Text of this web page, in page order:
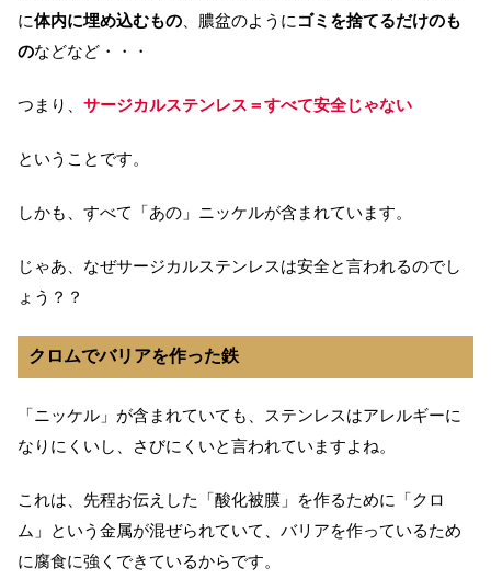
に体内に埋め込むもの 、膿盆のように ゴミを捨てるだけのも
のなどなど・・・
つまり、 サージカルステンレス＝すべて安全じゃない
ということです。
しかも、すべて「あの」ニッケルが含まれています。
じゃあ、なぜサージカルステンレスは安全と言われるのでし
ょう？？
クロムでバリアを作った鉄
「ニッケル」が含まれていても、ステンレスはアレルギーに
なりにくいし、さびにくいと言われていますよね。
これは、先程お伝えした「酸化被膜」を作るために「クロ
ム」という金属が混ぜられていて、バリアを作っているため
に腐食に強くできているからです。